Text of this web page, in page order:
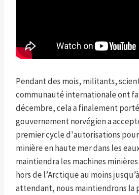
Pendant des mois, militants,
communauté internationale ont
décembre, cela a finalement
gouvernement norvégien a
premier cycle d'autorisations
minière en haute mer dans les
maintiendra les machines
hors de l’Arctique au moins
attendant, nous maintiendrons la